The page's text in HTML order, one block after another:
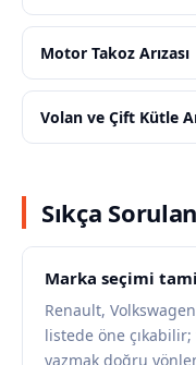
Motor Takoz Arızası
Volan ve Çift Kütle
Sıkça
Marka seçimi
Renault,
listede öne
yazmak doğru